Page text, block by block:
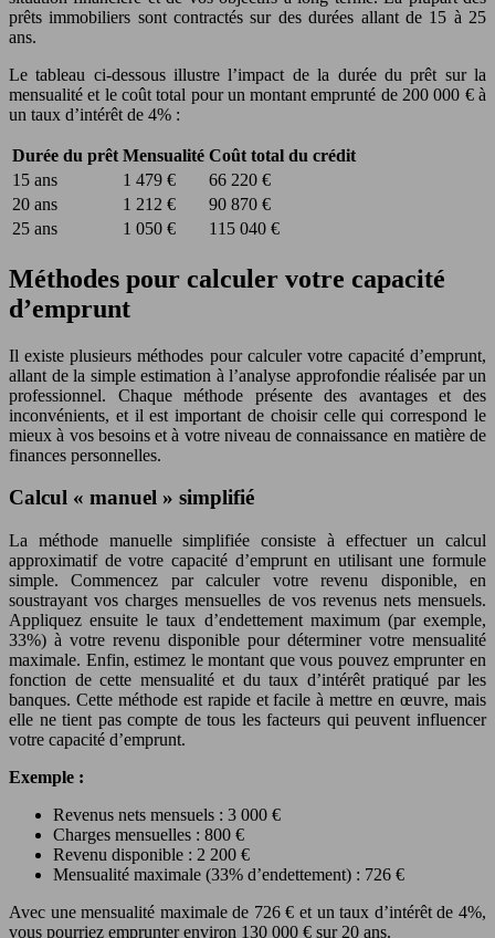
prêts immobiliers sont contractés sur des durées allant de 15 à 25
ans.
Le tableau ci-dessous illustre l’impact de la durée du prêt sur la
mensualité et le coût total pour un montant emprunté de 200 000 € à
un taux d’intérêt de 4% :
Durée du prêt Mensualité Coût total du crédit
15 ans
1 479 €
66 220 €
20 ans
1 212 €
90 870 €
25 ans
1 050 € 115 040 €
Méthodes pour calculer votre capacité
d’emprunt
Il existe plusieurs méthodes pour calculer votre capacité d’emprunt,
allant de la simple estimation à l’analyse approfondie réalisée par un
professionnel. Chaque méthode présente des avantages et des
inconvénients, et il est important de choisir celle qui correspond le
mieux à vos besoins et à votre niveau de connaissance en matière de
finances personnelles.
Calcul « manuel » simplifié
La méthode manuelle simplifiée consiste à effectuer un calcul
approximatif de votre capacité d’emprunt en utilisant une formule
simple. Commencez par calculer votre revenu disponible, en
soustrayant vos charges mensuelles de vos revenus nets mensuels.
Appliquez ensuite le taux d’endettement maximum (par exemple,
33%) à votre revenu disponible pour déterminer votre mensualité
maximale. Enfin, estimez le montant que vous pouvez emprunter en
fonction de cette mensualité et du taux d’intérêt pratiqué par les
banques. Cette méthode est rapide et facile à mettre en œuvre, mais
elle ne tient pas compte de tous les facteurs qui peuvent influencer
votre capacité d’emprunt.
Exemple :
Revenus nets mensuels : 3 000 €
Charges mensuelles : 800 €
Revenu disponible : 2 200 €
Mensualité maximale (33% d’endettement) : 726 €
Avec une mensualité maximale de 726 € et un taux d’intérêt de 4%,
vous pourriez emprunter environ 130 000 € sur 20 ans.